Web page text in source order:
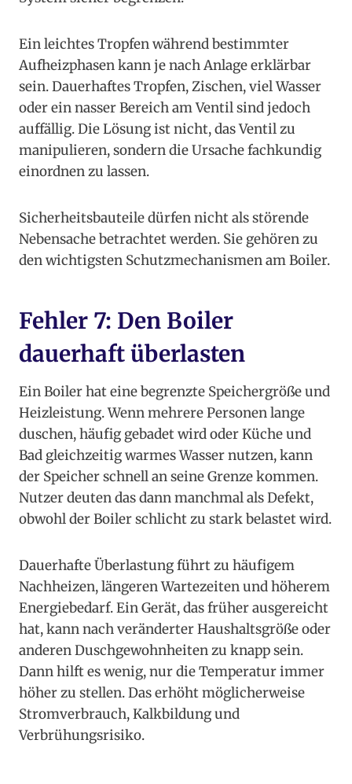
Ein leichtes Tropfen während bestimmter
Aufheizphasen kann je nach Anlage erklärbar
sein. Dauerhaftes Tropfen, Zischen, viel Wasser
oder ein nasser Bereich am Ventil sind jedoch
auffällig. Die Lösung ist nicht, das Ventil zu
manipulieren, sondern die Ursache fachkundig
einordnen zu lassen.
Sicherheitsbauteile dürfen nicht als störende
Nebensache betrachtet werden. Sie gehören zu
den wichtigsten Schutzmechanismen am Boiler.
Fehler 7: Den Boiler
dauerhaft überlasten
Ein Boiler hat eine begrenzte Speichergröße und
Heizleistung. Wenn mehrere Personen lange
duschen, häufig gebadet wird oder Küche und
Bad gleichzeitig warmes Wasser nutzen, kann
der Speicher schnell an seine Grenze kommen.
Nutzer deuten das dann manchmal als Defekt,
obwohl der Boiler schlicht zu stark belastet wird.
Dauerhafte Überlastung führt zu häufigem
Nachheizen, längeren Wartezeiten und höherem
Energiebedarf. Ein Gerät, das früher ausgereicht
hat, kann nach veränderter Haushaltsgröße oder
anderen Duschgewohnheiten zu knapp sein.
Dann hilft es wenig, nur die Temperatur immer
höher zu stellen. Das erhöht möglicherweise
Stromverbrauch, Kalkbildung und
Verbrühungsrisiko.